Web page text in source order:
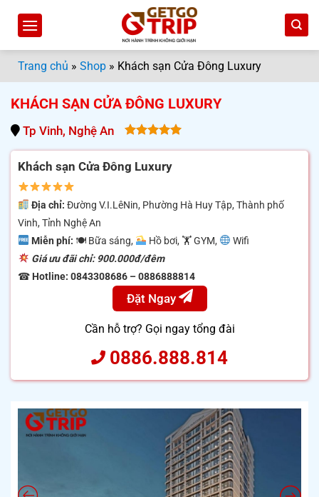
dungTrang chủ » Shop » Khách sạn Cửa Đông Luxury
KHÁCH SẠN CỬA ĐÔNG LUXURY
Tp Vinh, Nghệ An
5.00
Khách sạn Cửa Đông Luxury
Địa chỉ: Đường V.I.LêNin, Phường Hà Huy Tập, Thành phố
Vinh, Tỉnh Nghệ An
Miễn phí: 🍽 Bữa sáng, Hồ bơi, 🏋GYM,
Wifi
Giá ưu đãi chỉ: 900.000đ/đêm
☎ Hotline: 0843308686 – 0886888814
Đặt Ngay
Cần hỗ trợ? Gọi ngay tổng đài
0886.888.814